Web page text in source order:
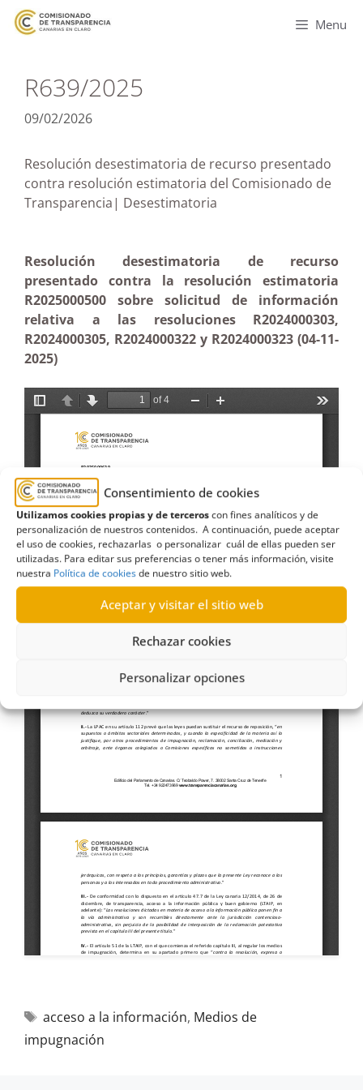
Consentimiento de cookies
Utilizamos cookies propias y de terceroscon fines analíticos y de
personalización de nuestros contenidos. A continuación, puede aceptar
el uso de cookies, rechazarlas o personalizar cuál de ellas pueden ser
utilizadas. Para editar sus preferencias o tener más información, visite
nuestra Política de cookiesde nuestro sitio web.
Aceptar y visitar el sitio web
Rechazar cookies
Personalizar opciones
Menu
R639/2025
09/02/2026
Resolución desestimatoria de recurso presentado
contra resolución estimatoria del Comisionado de
Transparencia| Desestimatoria
Resolución desestimatoria de recurso
presentado contra la resolución estimatoria
R2025000500 sobre solicitud de información
relativa a las resoluciones R2024000303,
R2024000305, R2024000322 y R2024000323 (04-11-
2025)
acceso a la información, Medios de
impugnación